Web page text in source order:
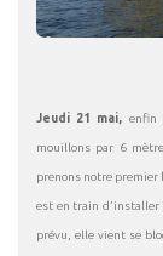
Jeudi 21 mai, enfin
mouillons par 6
prenons notre premier
est en train d’installer
prévu, elle vient se